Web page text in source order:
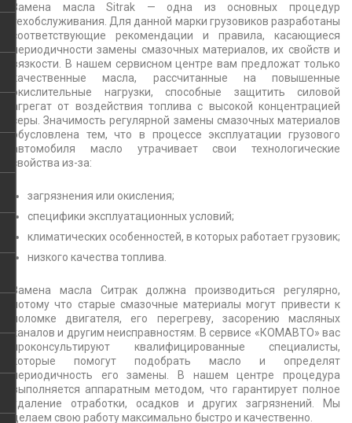
Замена масла Sitrak — одна из основных процедур
техобслуживания. Для данной марки грузовиков разработаны
соответствующие рекомендации и правила, касающиеся
периодичности замены смазочных материалов, их свойств и
вязкости. В нашем сервисном центре вам предложат только
качественные масла, рассчитанные на повышенные
окислительные нагрузки, способные защитить силовой
агрегат от воздействия топлива с высокой концентрацией
серы. Значимость регулярной замены смазочных материалов
обусловлена тем, что в процессе эксплуатации грузового
автомобиля масло утрачивает свои технологические
свойства из-за:
загрязнения или окисления;
специфики эксплуатационных условий;
климатических особенностей, в которых работает грузовик;
низкого качества топлива.
Замена масла Ситрак должна производиться регулярно,
потому что старые смазочные материалы могут привести к
поломке двигателя, его перегреву, засорению масляных
каналов и другим неисправностям. В сервисе «КОМАВТО» вас
проконсультируют квалифицированные специалисты,
которые помогут подобрать масло и определят
периодичность его замены. В нашем центре процедура
выполняется аппаратным методом, что гарантирует полное
удаление отработки, осадков и других загрязнений. Мы
делаем свою работу максимально быстро и качественно.